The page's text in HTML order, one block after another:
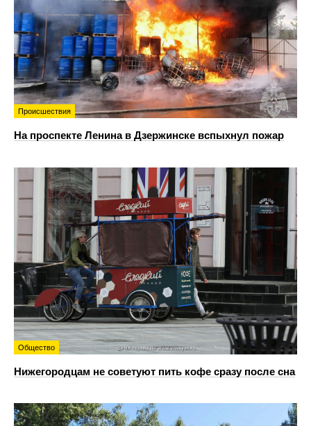
Происшествия
На проспекте Ленина в Дзержинске вспыхнул пожар
Общество
Нижегородцам не советуют пить кофе сразу после сна